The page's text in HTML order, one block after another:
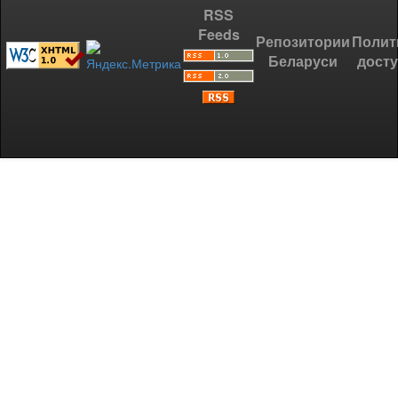
RSS
Feeds
Репозитории
Беларуси